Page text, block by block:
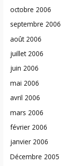
octobre 2006
septembre 2006
août 2006
juillet 2006
juin 2006
mai 2006
avril 2006
mars 2006
février 2006
janvier 2006
Décembre 2005